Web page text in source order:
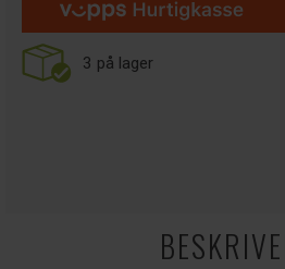
3 på lager